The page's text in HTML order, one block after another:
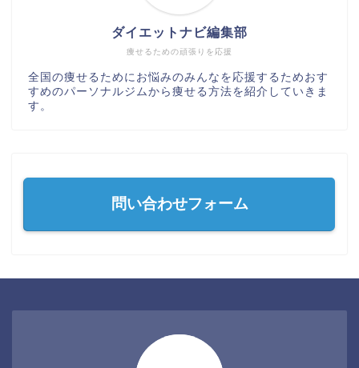
痩せるための頑張りを応援
ダイエットナビ編集部
全国の痩せるためにお悩みのみんなを応援するためおす
すめのパーソナルジムから痩せる方法を紹介していきま
す。
問い合わせフォーム